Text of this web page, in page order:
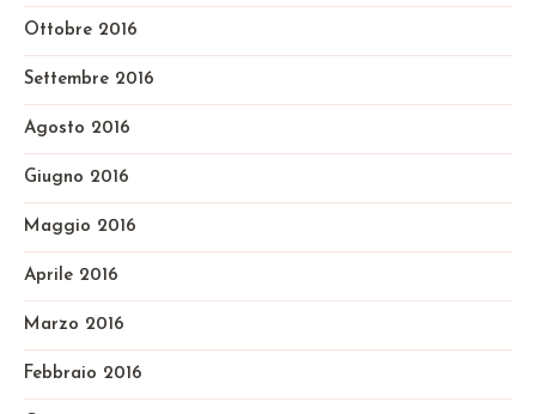
Ottobre 2016
Settembre 2016
Agosto 2016
Giugno 2016
Maggio 2016
Aprile 2016
Marzo 2016
Febbraio 2016